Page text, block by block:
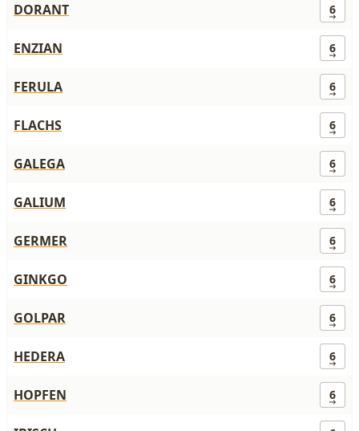
DORANT 6
ENZIAN 6
FERULA 6
FLACHS 6
GALEGA 6
GALIUM 6
GERMER 6
GINKGO 6
GOLPAR 6
HEDERA 6
HOPFEN 6